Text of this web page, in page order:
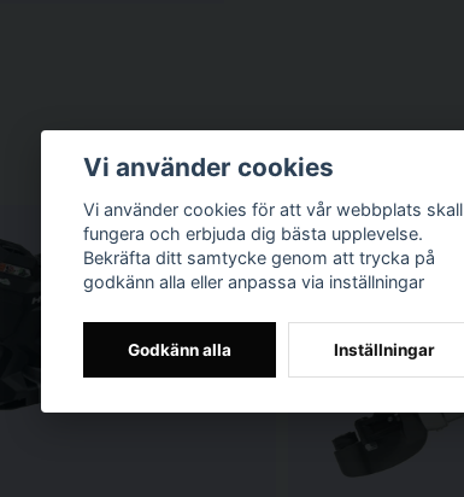
Vi använder cookies
Vi använder cookies för att vår webbplats skall
fungera och erbjuda dig bästa upplevelse.
Bekräfta ditt samtycke genom att trycka på
godkänn alla eller anpassa via inställningar
Godkänn alla Inställningar